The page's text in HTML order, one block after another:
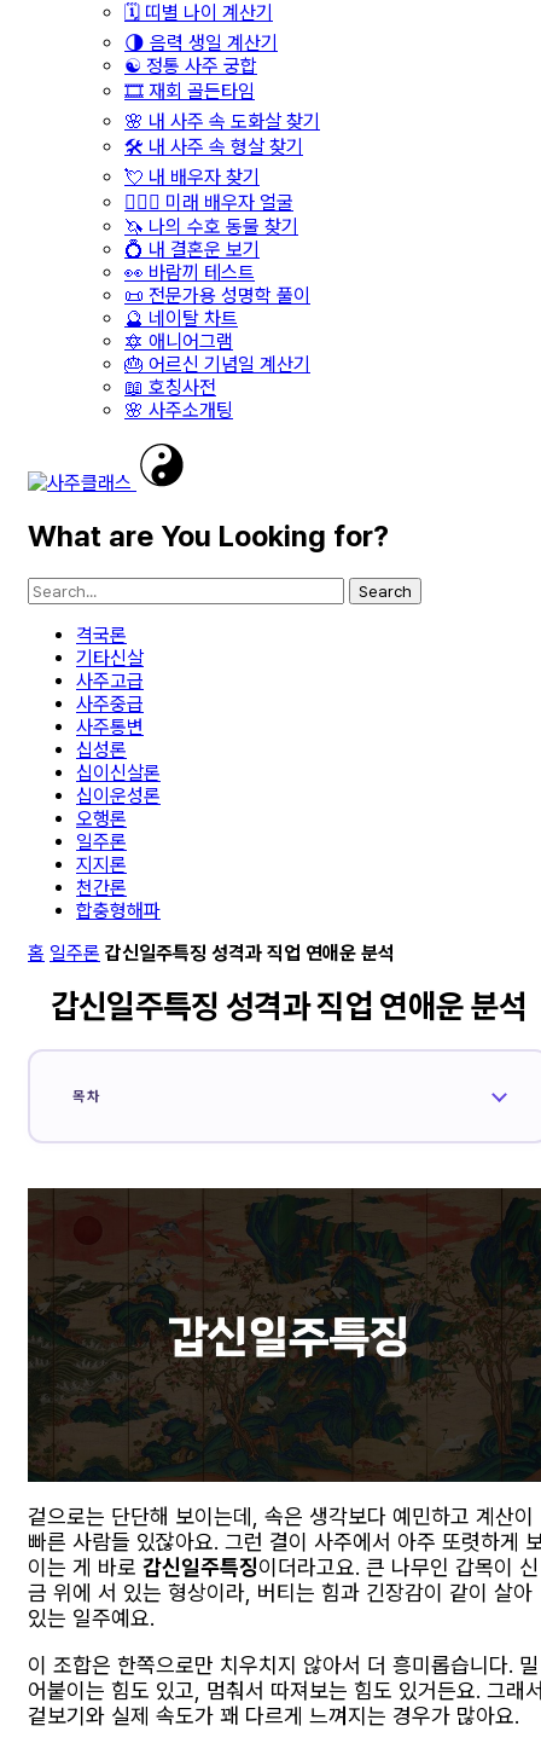
🗓️ 띠별 나이 계산기
🌗 음력 생일 계산기
☯️ 정통 사주 궁합
🎞️ 재회 골든타임
🌸 내 사주 속 도화살 찾기
🛠️ 내 사주 속 형살 찾기
💘 내 배우자 찾기
👩‍❤️‍👨 미래 배우자 얼굴
🦄 나의 수호 동물 찾기
💍 내 결혼운 보기
👀 바람끼 테스트
📜 전문가용 성명학 풀이
🔮 네이탈 차트
🔯 애니어그램
🎂 어르신 기념일 계산기
📖 호칭사전
🌸 사주소개팅
What are You Looking for?
Search
격국론
기타신살
사주고급
사주중급
사주통변
십성론
십이신살론
십이운성론
오행론
일주론
지지론
천간론
합충형해파
홈 일주론 갑신일주특징 성격과 직업 연애운 분석
갑신일주특징 성격과 직업 연애운 분석
목차
겉으로는 단단해 보이는데, 속은 생각보다 예민하고 계산이
빠른 사람들 있잖아요. 그런 결이 사주에서 아주 또렷하게
이는 게 바로 갑신일주특징이더라고요. 큰 나무인 갑목이 신
금 위에 서 있는 형상이라, 버티는 힘과 긴장감이 같이 살아
있는 일주예요.
이 조합은 한쪽으로만 치우치지 않아서 더 흥미롭습니다. 밀
어붙이는 힘도 있고, 멈춰서 따져보는 힘도 있거든요. 그래
겉보기와 실제 속도가 꽤 다르게 느껴지는 경우가 많아요.